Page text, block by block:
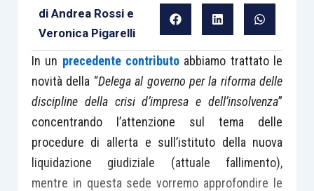
di Andrea Rossie
Veronica Pigarelli
In un precedente contributo abbiamo trattato le
novità della “Delega al governo per la riforma delle
discipline della crisi d’impresa e dell’insolvenza”
concentrando l’attenzione sul tema delle
procedure di allerta e sull’istituto della nuova
liquidazione giudiziale (attuale fallimento),
mentre in questa sede vorremo approfondire le